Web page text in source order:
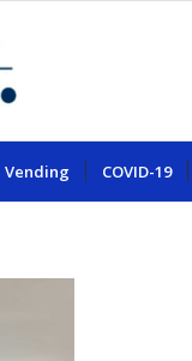
Vending COVID-19